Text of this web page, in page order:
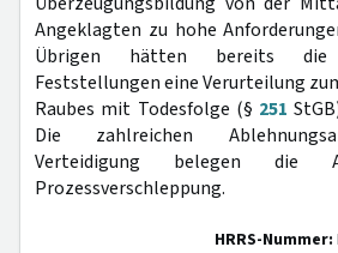
Angeklagten zu hohe
Übrigen hätten bereits die
Feststellungen eine Verurteilung
Raubes mit Todesfolge (§ 251
Die zahlreichen
Verteidigung belegen die
Prozessverschleppung.
HRRS-Nummer: